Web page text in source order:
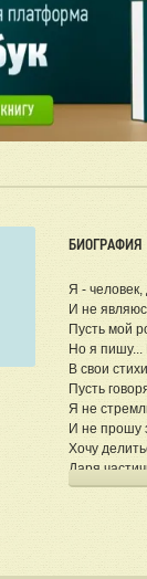
БИОГРАФИЯ
Я - человек,
И не
Пусть мой
Но я пишу...
В свои
Пусть
Я не
И не прошу
Хочу
Даря
И пусть